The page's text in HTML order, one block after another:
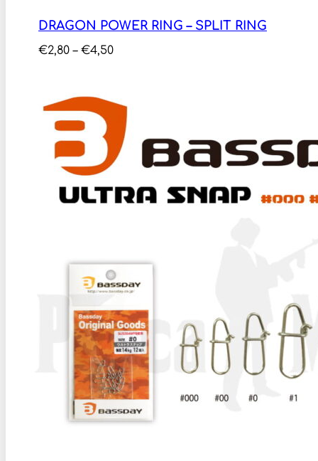
DRAGON POWER RING – SPLIT RING
€2,80 – €4,50Price
€4,50